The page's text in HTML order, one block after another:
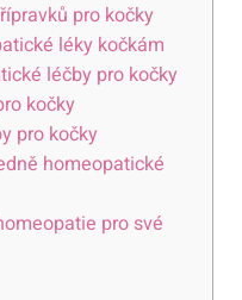
pro⁤ kočky
léky kočkám
léčby pro kočky
⁣kočky
‌pro kočky
homeopatické
pro své